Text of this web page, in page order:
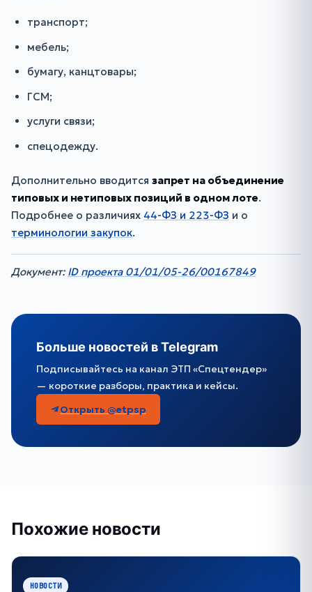
транспорт;
мебель;
бумагу, канцтовары;
ГСМ;
услуги связи;
спецодежду.
Дополнительно вводится запрет на объединение
типовых и нетиповых позиций в одном лоте.
Подробнее о различиях 44-ФЗ и 223-ФЗ и о
терминологии закупок.
Документ: ID проекта 01/01/05-26/00167849
Больше новостей в Telegram
Подписывайтесь на канал ЭТП «Спецтендер»
— короткие разборы, практика и кейсы.
Открыть @etpsp
Похожие новости
НОВОСТИ